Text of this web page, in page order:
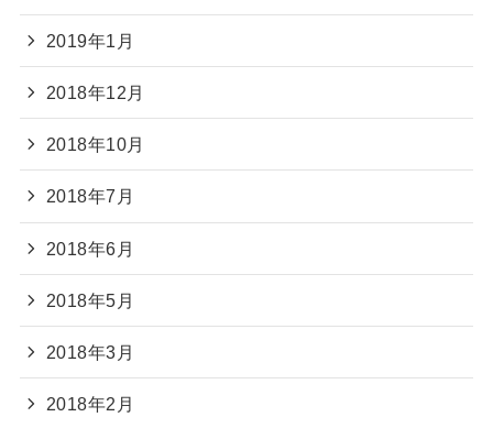
2019年1月
2018年12月
2018年10月
2018年7月
2018年6月
2018年5月
2018年3月
2018年2月